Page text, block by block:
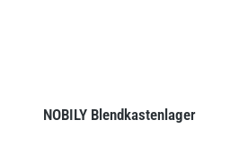
NOBILY Blendkastenlager